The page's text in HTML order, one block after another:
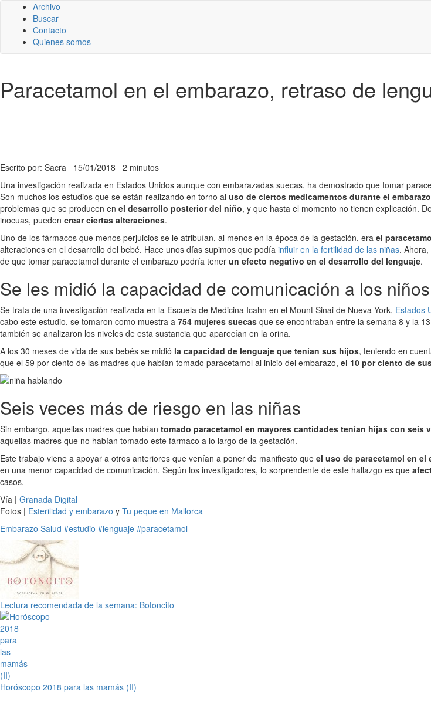
Archivo
Buscar
Contacto
Quienes somos
Paracetamol en el embarazo, retraso de
Escrito por: Sacra 15/01/2018 2 minutos
Una investigación realizada en Estados Unidos aunque con embarazadas suecas, ha demostrado que tomar
Son muchos los estudios que se están realizando en torno al uso de ciertos medicamentos durante el embarazo
problemas que se producen en el desarrollo posterior del niño, y que hasta el momento no tienen explicación.
inocuas, pueden crear ciertas alteraciones.
Uno de los fármacos que menos perjuicios se le atribuían, al menos en la época de la gestación, era el
alteraciones en el desarrollo del bebé. Hace unos días supimos que podía influir en la fertilidad de las niñas.
de que tomar paracetamol durante el embarazo podría tener un efecto negativo en el desarrollo del lenguaje.
Se les midió la capacidad de comunicación a los
Se trata de una investigación realizada en la Escuela de Medicina Icahn en el Mount Sinai de Nueva York, Estados
cabo este estudio, se tomaron como muestra a 754 mujeres suecas que se encontraban entre la semana 8 y la
también se analizaron los niveles de esta sustancia que aparecían en la orina.
A los 30 meses de vida de sus bebés se midió la capacidad de lenguaje que tenían sus hijos, teniendo en
que el 59 por ciento de las madres que habían tomado paracetamol al inicio del embarazo, el 10 por ciento de
Seis veces más de riesgo en las niñas
Sin embargo, aquellas madres que habían tomado paracetamol en mayores cantidades tenían hijas con seis
aquellas madres que no habían tomado este fármaco a lo largo de la gestación.
Este trabajo viene a apoyar a otros anteriores que venían a poner de manifiesto que el uso de paracetamol en
en una menor capacidad de comunicación. Según los investigadores, lo sorprendente de este hallazgo es que
casos.
Vía | Granada Digital
Fotos | Esterilidad y embarazo y Tu peque en Mallorca
Embarazo Salud #estudio #lenguaje #paracetamol
Lectura recomendada de la semana: Botoncito
Horóscopo 2018 para las mamás (II)